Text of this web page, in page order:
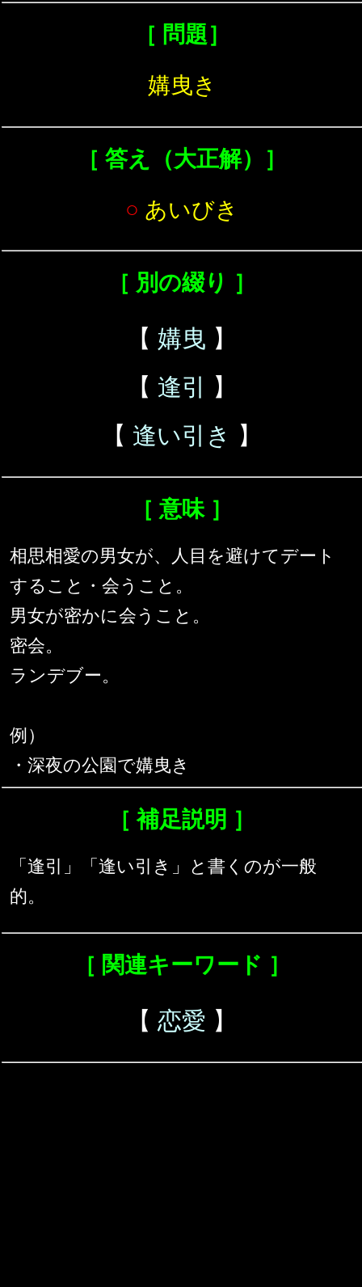
［ 問題］
媾曳き
［ 答え（大正解）］
○ あいびき
［ 別の綴り ］
【 媾曳 】
【 逢引
】
【 逢い引き 】
［ 意味 ］
相思相愛の男女が、人目を避けてデート
すること・会うこと。
男女が密かに会うこと。
密会。
ランデブー。
例）
・深夜の公園で媾曳き
［ 補足説明 ］
「逢引」「逢い引き」と書くのが一般
的。
［ 関連キーワード ］
【 恋愛 】